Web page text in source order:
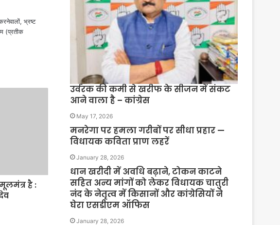
भ्रष्ट
(प्रतीक
है :
उर्वरक की कमी से खरीफ के सीजन में संकट
आने वाला है – कांग्रेस
May 17, 2026
मनरेगा पर हमला गरीबों पर सीधा प्रहार —
विधायक कविता प्राण लहरें
January 28, 2026
धान खरीदी में अवधि बढ़ाने, टोकन काटने
सहित अन्य मांगों को लेकर विधायक चातुरी
नंद के नेतृत्व में किसानों और कांग्रेसियों ने
घेरा एसडीएम ऑफिस
January 28, 2026